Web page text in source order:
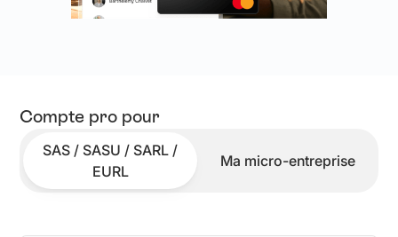
Compte pro pour
SAS / SASU / SARL /
EURL
Ma micro-entreprise